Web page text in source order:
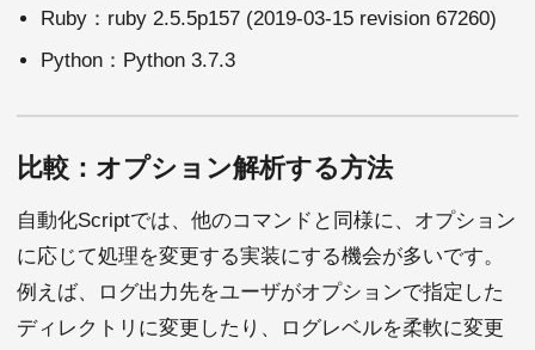
Ruby：ruby 2.5.5p157 (2019-03-15 revision 67260)
Python：Python 3.7.3
比較：オプション解析する方法
自動化Scriptでは、他のコマンドと同様に、オプション
に応じて処理を変更する実装にする機会が多いです。
例えば、ログ出力先をユーザがオプションで指定した
ディレクトリに変更したり、ログレベルを柔軟に変更